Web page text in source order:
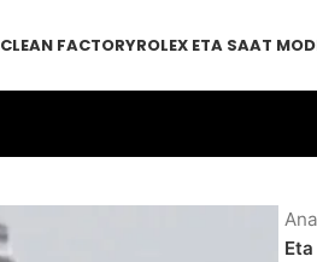
CLEAN FACTORYROLEX ETA SAAT